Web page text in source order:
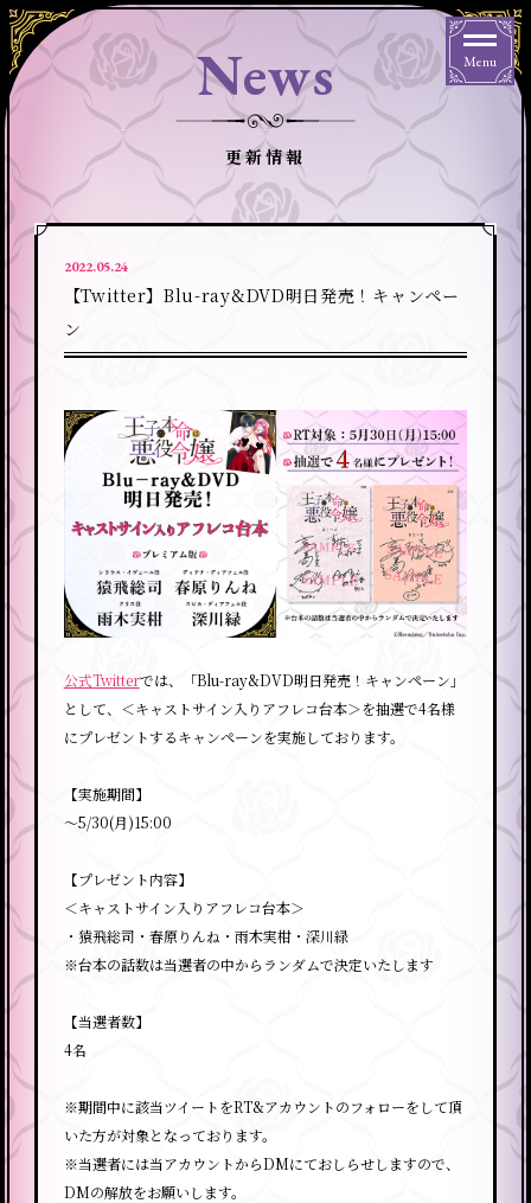
News
更新情報
2022.05.24
【Twitter】Blu-ray&DVD明日発売！キャンペー
ン
公式Twitterでは、「Blu-ray&DVD明日発売！キャンペーン」
として、＜キャストサイン入りアフレコ台本＞を抽選で4名様
にプレゼントするキャンペーンを実施しております。
【実施期間】
～5/30(月)15:00
【プレゼント内容】
＜キャストサイン入りアフレコ台本＞
・猿飛総司・春原りんね・雨木実柑・深川緑
※台本の話数は当選者の中からランダムで決定いたします
【当選者数】
4名
※期間中に該当ツイートをRT&アカウントのフォローをして頂
いた方が対象となっております。
※当選者には当アカウントからDMにておしらせしますので、
DMの解放をお願いします。
Menu